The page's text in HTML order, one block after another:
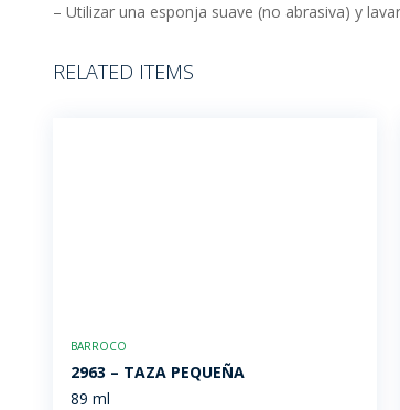
– Utilizar una esponja suave (no abrasiva) y
RELATED ITEMS
BARROCO
2963 – TAZA PEQUEÑA
89 ml